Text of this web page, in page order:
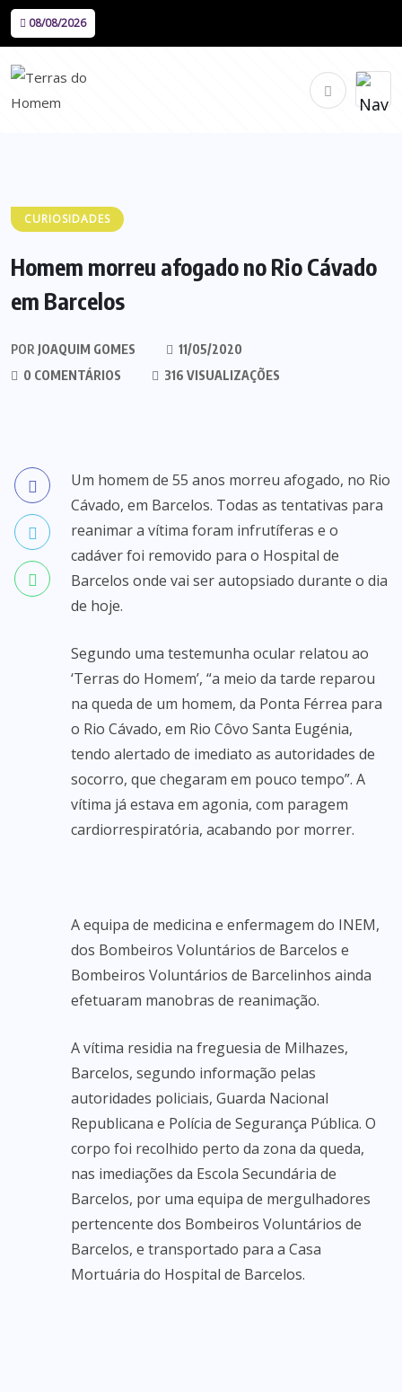
08/08/2026
CURIOSIDADES
Homem morreu afogado no Rio Cávado
em Barcelos
POR JOAQUIM GOMES
11/05/2020
0 COMENTÁRIOS
316 VISUALIZAÇÕES
Um homem de 55 anos morreu afogado, no Rio
Cávado, em Barcelos. Todas as tentativas para
reanimar a vítima foram infrutíferas e o
cadáver foi removido para o Hospital de
Barcelos onde vai ser autopsiado durante o dia
de hoje.
Segundo uma testemunha ocular relatou ao
‘Terras do Homem’, “a meio da tarde reparou
na queda de um homem, da Ponta Férrea para
o Rio Cávado, em Rio Côvo Santa Eugénia,
tendo alertado de imediato as autoridades de
socorro, que chegaram em pouco tempo”. A
vítima já estava em agonia, com paragem
cardiorrespiratória, acabando por morrer.
A equipa de medicina e enfermagem do INEM,
dos Bombeiros Voluntários de Barcelos e
Bombeiros Voluntários de Barcelinhos ainda
efetuaram manobras de reanimação.
A vítima residia na freguesia de Milhazes,
Barcelos, segundo informação pelas
autoridades policiais, Guarda Nacional
Republicana e Polícia de Segurança Pública. O
corpo foi recolhido perto da zona da queda,
nas imediações da Escola Secundária de
Barcelos, por uma equipa de mergulhadores
pertencente dos Bombeiros Voluntários de
Barcelos, e transportado para a Casa
Mortuária do Hospital de Barcelos.